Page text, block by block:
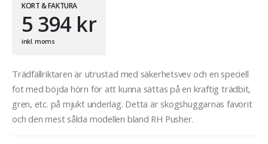
KORT & FAKTURA
5 394 kr
inkl. moms
Trädfällriktaren är utrustad med säkerhetsvev och en speciell
fot med böjda hörn för att kunna sättas på en kraftig trädbit,
gren, etc. på mjukt underlag. Detta är skogshuggarnas favorit
och den mest sålda modellen bland RH Pusher.